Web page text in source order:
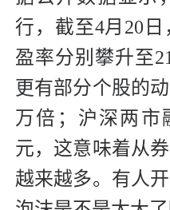
行，截至4月20
盈率分别攀升至
更有部分个股的
万倍；沪深两市
元，这意味着从
越来越多。有人